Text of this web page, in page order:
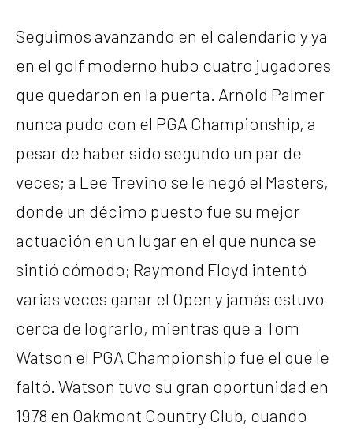
Seguimos avanzando en el calendario y ya
en el golf moderno hubo cuatro jugadores
que quedaron en la puerta. Arnold Palmer
nunca pudo con el PGA Championship, a
pesar de haber sido segundo un par de
veces; a Lee Trevino se le negó el Masters,
donde un décimo puesto fue su mejor
actuación en un lugar en el que nunca se
sintió cómodo; Raymond Floyd intentó
varias veces ganar el Open y jamás estuvo
cerca de lograrlo, mientras que a Tom
Watson el PGA Championship fue el que le
faltó. Watson tuvo su gran oportunidad en
1978 en Oakmont Country Club, cuando